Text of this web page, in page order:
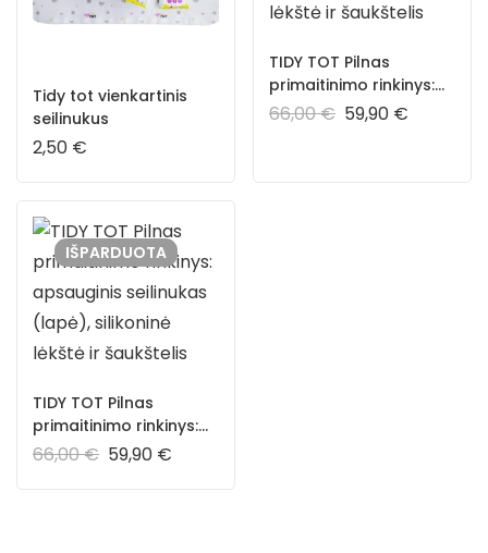
Tidy tot vienkartinis
seilinukus
2,50 €
TIDY TOT Pilnas
primaitinimo rinkinys:
apsauginis seilinukas
66,00€ 59,90 €
IŠPARDUOTA
TIDY TOT Pilnas
primaitinimo rinkinys:
apsauginis seilinukas
66,00€ 59,90 €